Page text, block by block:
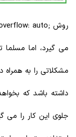
روش ;auto
مشکلاتی را به همراه
داشته باشد که
جلوی این کار را می